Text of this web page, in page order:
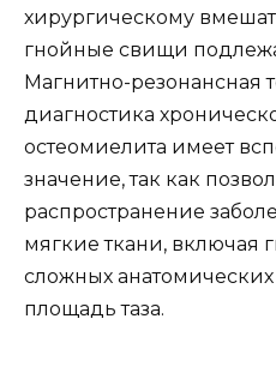
хирургическому
гнойные свищи
Магнитно-резонансная
диагностика
остеомиелита имеет
значение, так как
распространение
мягкие ткани, включая
сложных анатомических
площадь таза.